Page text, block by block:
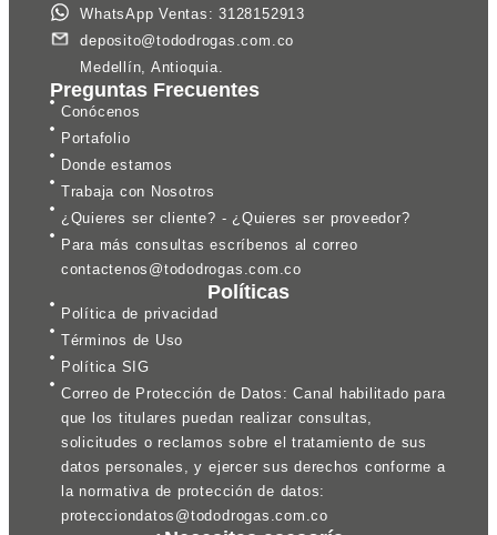
WhatsApp Ventas: 3128152913
deposito@tododrogas.com.co
Medellín, Antioquia.
Preguntas Frecuentes
Conócenos
Portafolio
Donde estamos
Trabaja con Nosotros
¿Quieres ser cliente? - ¿Quieres ser proveedor?
Para más consultas escríbenos al correo
contactenos@tododrogas.com.co
Políticas
Política de privacidad
Términos de Uso
Política SIG
Correo de Protección de Datos: Canal habilitado para
que los titulares puedan realizar consultas,
solicitudes o reclamos sobre el tratamiento de sus
datos personales, y ejercer sus derechos conforme a
la normativa de protección de datos:
protecciondatos@tododrogas.com.co